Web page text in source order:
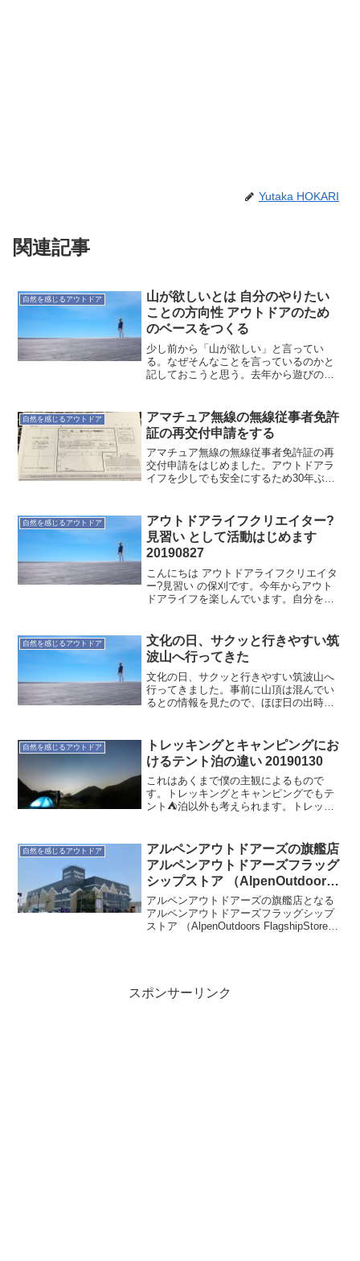
Yutaka HOKARI
関連記事
自然を感じるアウトドア
山が欲しいとは 自分のやりたい
ことの方向性 アウトドアのため
のベースをつくる
少し前から「山が欲しい」と言ってい
る。なぜそんなことを言っているのかと
記しておこうと思う。去年から遊びの幅
でアウトドアを楽しんでいる。アウトド
アに掛ける時間は遊びが大半...
自然を感じるアウトドア
アマチュア無線の無線従事者免許
証の再交付申請をする
アマチュア無線の無線従事者免許証の再
交付申請をはじめました。アウトドアラ
イフを少しでも安全にするため30年ぶり
ア無線そのものの需要がどれだけあるか
分かりませんので、再度...
自然を感じるアウトドア
アウトドアライフクリエイター?
見習い として活動はじめます
20190827
こんにちは アウトドアライフクリエイタ
ー?見習い の保刈です。今年からアウト
ドアライフを楽しんでいます。自分を含
います。今日、ふと思いたちました。そ
うだ「アウトドアライ...
自然を感じるアウトドア
文化の日、サクッと行きやすい筑
波山へ行ってきた
文化の日、サクッと行きやすい筑波山へ
行ってきました。事前に山頂は混んでい
るとの情報を見たので、ほぼ日の出時間
時点で市営駐車場は10台あるかないかく
らい。それでも登り...
自然を感じるアウトドア
トレッキングとキャンピングにお
けるテント泊の違い 20190130
これはあくまで僕の主観によるもので
す。トレッキングとキャンピングでもテ
ント⛺️泊以外も考えられます。トレッキ
としては、そこはテント泊ですね。非日
常をより体感するためにテ...
自然を感じるアウトドア
アルペンアウトドアーズの旗艦店
アルペンアウトドアーズフラッグ
シップストア （AlpenOutdoors
FlagshipStore）柏店 に行ってき
ました 20190511
アルペンアウトドアーズの旗艦店となる
アルペンアウトドアーズフラッグシップ
ストア （AlpenOutdoors FlagshipStore）
スポンサーリンク